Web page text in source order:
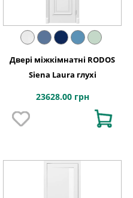
Двері міжкімнатні RODOS
Siena Laura глухі
23628.00 грн